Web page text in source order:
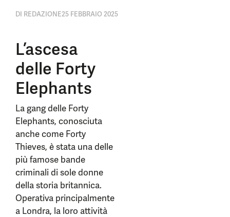
DI REDAZIONE25 FEBBRAIO 2025
L’ascesa
delle Forty
Elephants
La gang delle Forty
Elephants, conosciuta
anche come Forty
Thieves, è stata una delle
più famose bande
criminali di sole donne
della storia britannica.
Operativa principalmente
a Londra, la loro attività